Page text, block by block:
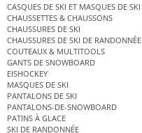
CASQUES DE SKI ET MASQUES DE SKI
CHAUSSETTES & CHAUSSONS
CHAUSSURES DE SKI
CHAUSSURES DE SKI DE RANDONNÉE
COUTEAUX & MULTITOOLS
GANTS DE SNOWBOARD
EISHOCKEY
MASQUES DE SKI
PANTALONS DE SKI
PANTALONS-DE-SNOWBOARD
PATINS À GLACE
SKI DE RANDONNÉE